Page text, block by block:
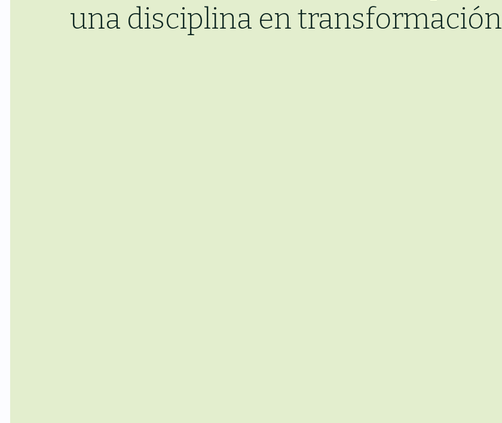
una disciplina en transformación